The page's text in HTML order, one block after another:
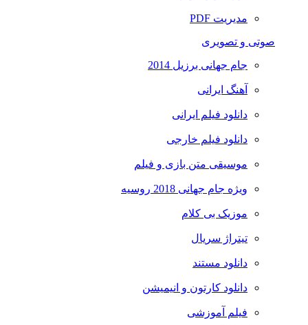
مدیریت PDF
صوتی و تصویری
جام جهانی برزیل 2014
آهنگ ایرانی
دانلود فیلم ایرانی
دانلود فیلم خارجی
موسیقی متن بازی و فیلم
ویژه جام جهانی 2018 روسیه
موزیک بی کلام
تیتراژ سریال
دانلود مستند
دانلود کارتون و انیمیشن
فیلم آموزشی